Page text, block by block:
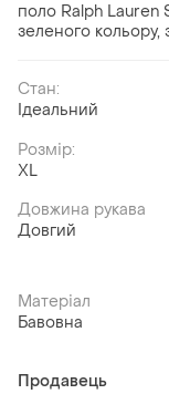
поло Ralph Lauren
зеленого кольору,
Стан:
Ідеальний
Розмір:
XL
Довжина рукава
Довгий
Матеріал
Бавовна
Продавець